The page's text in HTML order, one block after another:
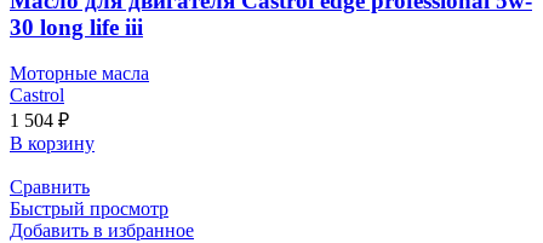
30 long life iii
Моторные масла
Castrol
1 504 ₽
В корзину
Сравнить
Быстрый просмотр
Добавить в избранное